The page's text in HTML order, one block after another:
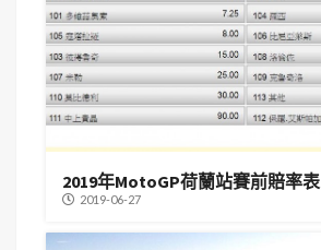
2019年MotoGP荷蘭站賽前賠率表
2019-06-27